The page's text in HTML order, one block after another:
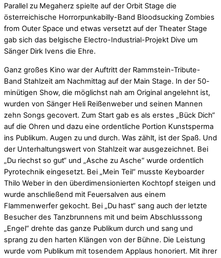
Parallel zu Megaherz spielte auf der Orbit Stage die
österreichische Horrorpunkabilly-Band Bloodsucking Zombies
from Outer Space und etwas versetzt auf der Theater Stage
gab sich das belgische Electro-Industrial-Projekt Dive um
Sänger Dirk Ivens die Ehre.
Ganz großes Kino war der Auftritt der Rammstein-Tribute-
Band Stahlzeit am Nachmittag auf der Main Stage. In der 50-
minütigen Show, die möglichst nah am Original angelehnt ist,
wurden von Sänger Heli Reißenweber und seinen Mannen
zehn Songs gecovert. Zum Start gab es als erstes „Bück Dich“
auf die Ohren und dazu eine ordentliche Portion Kunstsperma
ins Publikum. Augen zu und durch. Was zählt, ist der Spaß. Und
der Unterhaltungswert von Stahlzeit war ausgezeichnet. Bei
„Du riechst so gut“ und „Asche zu Asche“ wurde ordentlich
Pyrotechnik eingesetzt. Bei „Mein Teil“ musste Keyboarder
Thilo Weber in den überdimensionierten Kochtopf steigen und
wurde anschließend mit Feuersalven aus einem
Flammenwerfer gekocht. Bei „Du hast“ sang auch der letzte
Besucher des Tanzbrunnens mit und beim Abschlusssong
„Engel“ drehte das ganze Publikum durch und sang und
sprang zu den harten Klängen von der Bühne. Die Leistung
wurde vom Publikum mit tosendem Applaus honoriert. Mit ihrer